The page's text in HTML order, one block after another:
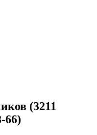
(3211
66)